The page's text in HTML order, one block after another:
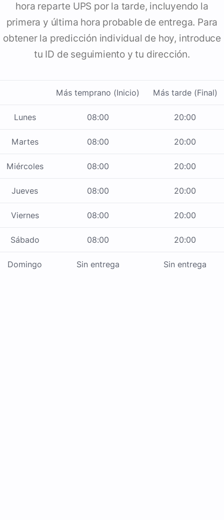
hora reparte UPS por la tarde, incluyendo la
primera y última hora probable de entrega. Para
obtener la predicción individual de hoy, introduce
tu ID de seguimiento y tu dirección.
Más temprano (Inicio) Más tarde (Final)
Lunes 08:00 20:00
Martes 08:00 20:00
Miércoles 08:00 20:00
Jueves 08:00 20:00
Viernes 08:00 20:00
Sábado 08:00 20:00
Domingo Sin entrega Sin entrega